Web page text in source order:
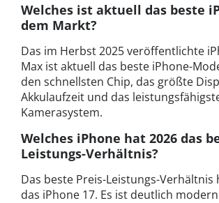
Welches ist aktuell das beste
dem Markt?
Das im Herbst 2025 veröffentlichte
Max ist aktuell das beste iPhone-
den schnellsten Chip, das größte
Akkulaufzeit und das
Kamerasystem.
Welches iPhone hat 2026 das
Leistungs-Verhältnis?
Das beste Preis-Leistungs-Verhältnis
das iPhone 17. Es ist deutlich